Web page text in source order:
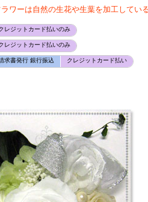
ワーは自然の生花や生葉を加工してい
レジットカード払いのみ
レジットカード払いのみ
求書発行 銀行振込 クレジットカード払い